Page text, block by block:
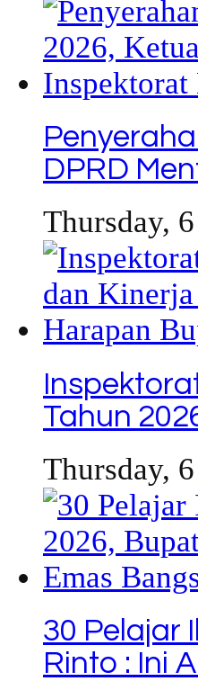
DPRD
Thursday,
Tahun
Thursday,
30 Pelajar
Rinto : Ini